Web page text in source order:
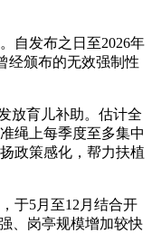
自发布之日至2026年
经颁布的无效强制性
放育儿补助。估计全
绳上每季度至多集中
政策感化，帮力扶植
于5月至12月结合开
、岗亭规模增加较快